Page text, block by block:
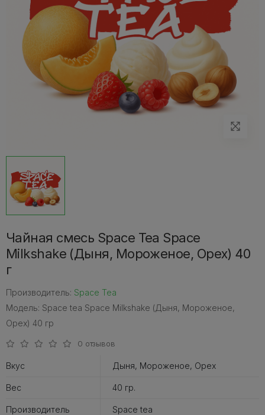
Чайная смесь Space Tea Space
Milkshake (Дыня, Мороженое, Орех) 40
г
Производитель: Space Tea
Модель: Space tea Space Milkshake (Дыня, Мороженое,
Орех) 40 гр
0 отзывов
Вкус Дыня, Мороженое, Орех
Вес 40 гр.
Производитель Space tea